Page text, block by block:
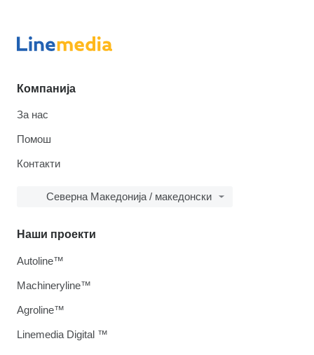
Компанија
За нас
Помош
Контакти
Северна Македонија / македонски
Наши проекти
Autoline™
Machineryline™
Agroline™
Linemedia Digital ™